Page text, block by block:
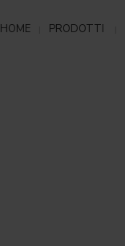
HOME PRODOTTI